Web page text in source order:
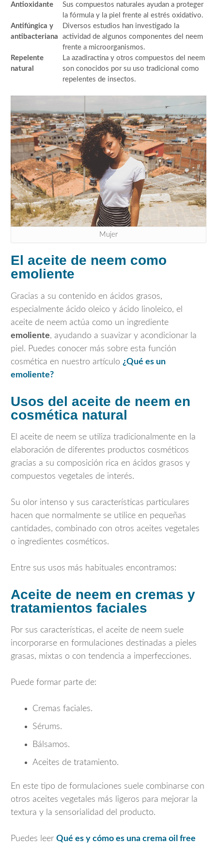
Antioxidante
Sus compuestos naturales ayudan a proteger
la fórmula y la piel frente al estrés oxidativo.
Antifúngica y
antibacteriana
Diversos estudios han investigado la
actividad de algunos componentes del neem
frente a microorganismos.
Repelente
natural
La azadiractina y otros compuestos del neem
son conocidos por su uso tradicional como
repelentes de insectos.
Mujer
El aceite de neem como
emoliente
Gracias a su contenido en ácidos grasos,
especialmente ácido oleico y ácido linoleico, el
aceite de neem actúa como un ingrediente
emoliente, ayudando a suavizar y acondicionar la
piel. Puedes conocer más sobre esta función
cosmética en nuestro artículo ¿Qué es un
emoliente?
Usos del aceite de neem en
cosmética natural
El aceite de neem se utiliza tradicionalmente en la
elaboración de diferentes productos cosméticos
gracias a su composición rica en ácidos grasos y
compuestos vegetales de interés.
Su olor intenso y sus características particulares
hacen que normalmente se utilice en pequeñas
cantidades, combinado con otros aceites vegetales
o ingredientes cosméticos.
Entre sus usos más habituales encontramos:
Aceite de neem en cremas y
tratamientos faciales
Por sus características, el aceite de neem suele
incorporarse en formulaciones destinadas a pieles
grasas, mixtas o con tendencia a imperfecciones.
Puede formar parte de:
Cremas faciales.
Sérums.
Bálsamos.
Aceites de tratamiento.
En este tipo de formulaciones suele combinarse con
otros aceites vegetales más ligeros para mejorar la
textura y la sensorialidad del producto.
Puedes leer Qué es y cómo es una crema oil free